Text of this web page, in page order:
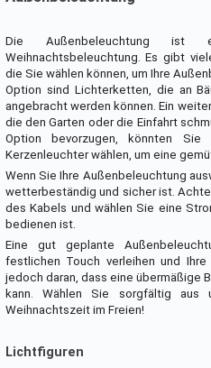
Die Außenbeleuchtung
Weihnachtsbeleuchtung. Es gibt
die Sie wählen können, um Ihre
Option sind Lichterketten, die an
angebracht werden können. Ein
die den Garten oder die Einfahrt
Option bevorzugen, könnten
Kerzenleuchter wählen, um eine
Wenn Sie Ihre Außenbeleuchtung
wetterbeständig und sicher ist.
des Kabels und wählen Sie eine
bedienen ist.
Eine gut geplante
festlichen Touch verleihen und
jedoch daran, dass eine übermäßige
kann. Wählen Sie sorgfältig
Weihnachtszeit im Freien!
Lichtfiguren